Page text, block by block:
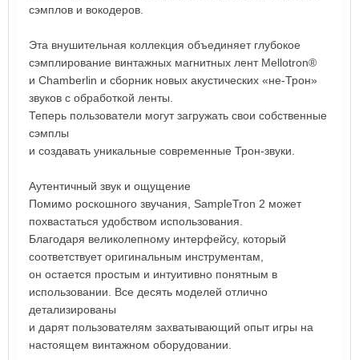
сэмплов и вокодеров.
Эта внушительная коллекция объединяет глубокое
сэмплирование винтажных магнитных лент Mellotron®
и Chamberlin и сборник новых акустических «не-Трон»
звуков с обработкой ленты.
Теперь пользователи могут загружать свои собственные
сэмплы
и создавать уникальные современные Трон-звуки.
Аутентичный звук и ощущение
Помимо роскошного звучания, SampleTron 2 может
похвастаться удобством использования.
Благодаря великолепному интерфейсу, который
соответствует оригинальным инструментам,
он остается простым и интуитивно понятным в
использовании. Все десять моделей отлично
детализированы
и дарят пользователям захватывающий опыт игры на
настоящем винтажном оборудовании.